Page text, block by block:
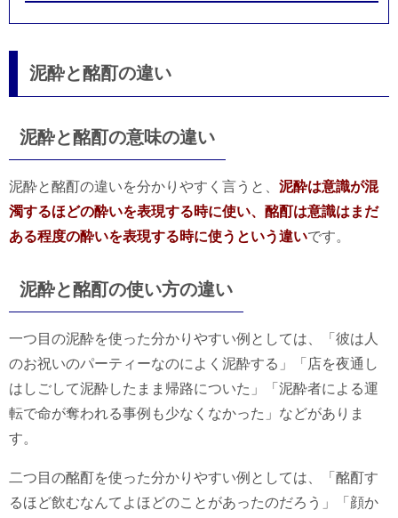
泥酔と酩酊の違い
泥酔と酩酊の意味の違い
泥酔と酩酊の違いを分かりやすく言うと、 泥酔は意識が混
濁するほどの酔いを表現する時に使い、酩酊は意識はまだ
ある程度の酔いを表現する時に使うという違いです。
泥酔と酩酊の使い方の違い
一つ目の泥酔を使った分かりやすい例としては、「彼は人
のお祝いのパーティーなのによく泥酔する」「店を夜通し
はしごして泥酔したまま帰路についた」「泥酔者による運
転で命が奪われる事例も少なくなかった」などがありま
す。
二つ目の酩酊を使った分かりやすい例としては、「酩酊す
るほど飲むなんてよほどのことがあったのだろう」「顔か